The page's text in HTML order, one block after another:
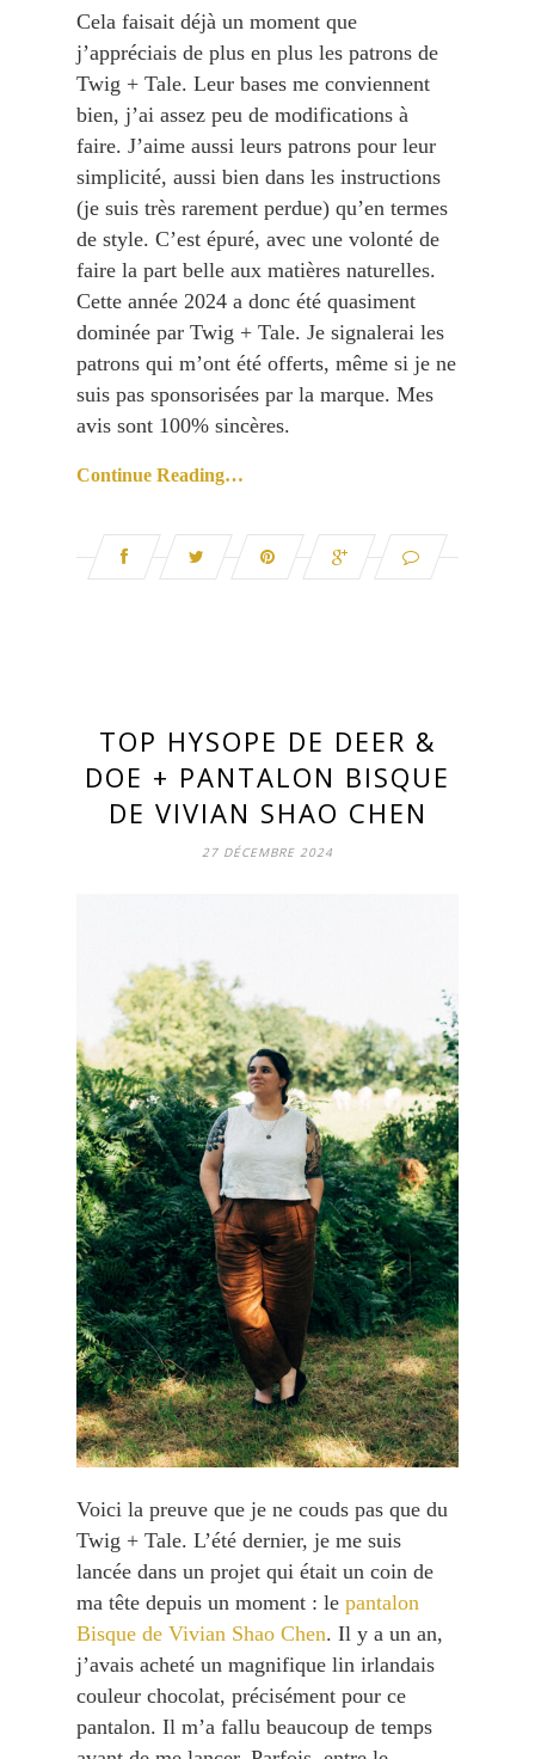
Cela faisait déjà un moment que
j’appréciais de plus en plus les patrons de
Twig + Tale. Leur bases me conviennent
bien, j’ai assez peu de modifications à
faire. J’aime aussi leurs patrons pour leur
simplicité, aussi bien dans les instructions
(je suis très rarement perdue) qu’en termes
de style. C’est épuré, avec une volonté de
faire la part belle aux matières naturelles.
Cette année 2024 a donc été quasiment
dominée par Twig + Tale. Je signalerai les
patrons qui m’ont été offerts, même si je ne
suis pas sponsorisées par la marque. Mes
avis sont 100% sincères.
Continue Reading…
TOP HYSOPE DE DEER &
DOE + PANTALON BISQUE
DE VIVIAN SHAO CHEN
27 DÉCEMBRE 2024
Voici la preuve que je ne couds pas que du
Twig + Tale. L’été dernier, je me suis
lancée dans un projet qui était un coin de
ma tête depuis un moment : le pantalon
Bisque de Vivian Shao Chen. Il y a un an,
j’avais acheté un magnifique lin irlandais
couleur chocolat, précisément pour ce
pantalon. Il m’a fallu beaucoup de temps